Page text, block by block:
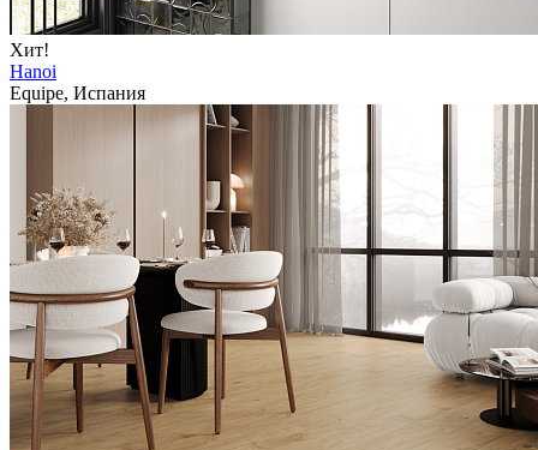
Хит!
Hanoi
Equipe, Испания